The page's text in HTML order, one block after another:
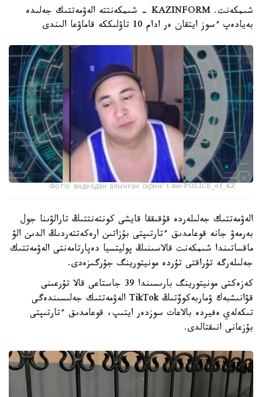
شىمكەنت. KAZINFORM - شىمكەنتتە الەۋمەتتىك جەلىدە
بەيادەپ ءسوز ايتقان ەر ادام 10 تاۋلىككە قاماۋعا الىندى
Фото: видеодан алынған скрин/ t.me/POLICE_of_KZ
الەۋمەتتىك جەلىلەردە قۇقىققا قايشى كونتەنتتىڭ تارالۋىنا جول
بەرمەۋ جانە قوعامدىق ءتارتىپتى بۇزاتىن ارەكەتتەردىڭ الدىن الۋ
ماقساتىندا شىمكەنت قالاسىنىڭ پوليتسيا دەپارتامەنتى الەۋمەتتىك
جەلىلەرگە تۇراقتى تۇردە مونيتورينگ جۇرگىزەدى.
كەزەكتى مونيتورينگ بارىسىندا 39 جاستاعى قالا تۇرعىنى
قۋانىشبەك ۋماربەكوۆتىڭ TikTok الەۋمەتتىك جەلىسىندەگى
تىكەلەي ەفيردە بالاعات سوزدەر ايتىپ، قوعامدىق ءتارتىپتى
بۇزعانى انىقتالدى.